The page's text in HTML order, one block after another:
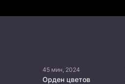
45 мин, 2024
Орден цветов